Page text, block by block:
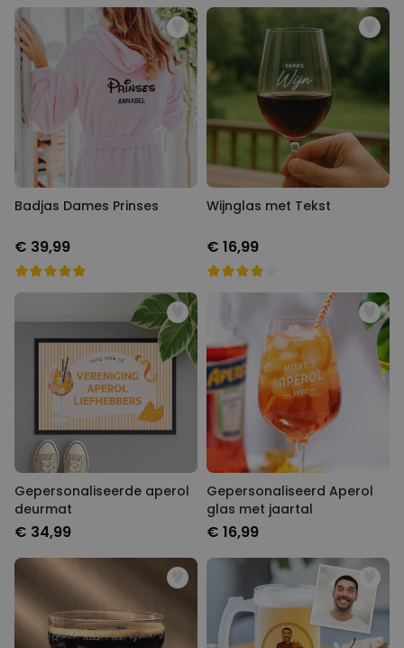
Badjas Dames Prinses
€ 39,99
Wijnglas met Tekst
€ 16,99
Gepersonaliseerde aperol
deurmat
€ 34,99
Gepersonaliseerd Aperol
glas met jaartal
€ 16,99